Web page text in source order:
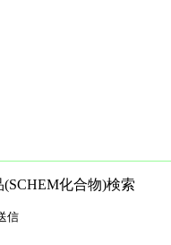
化合物)検索